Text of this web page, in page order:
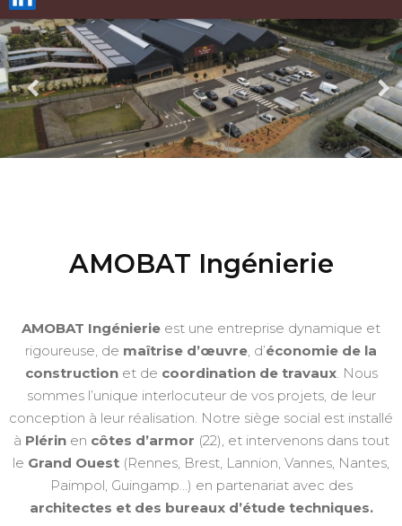
AMOBAT Ingénierie
AMOBAT Ingénierie est une entreprise dynamique et
rigoureuse, de maîtrise d’œuvre , d’économie de la
constructionet de coordination de travaux. Nous
sommes l’unique interlocuteur de vos projets, de leur
conception à leur réalisation. Notre siège social est installé
à Plérinen côtes d’armor (22), et intervenons dans tout
le Grand Ouest (Rennes, Brest, Lannion, Vannes, Nantes,
Paimpol, Guingamp…) en partenariat avec des
architectes et des bureaux d’étude techniques.